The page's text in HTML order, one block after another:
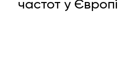
частот у Європі